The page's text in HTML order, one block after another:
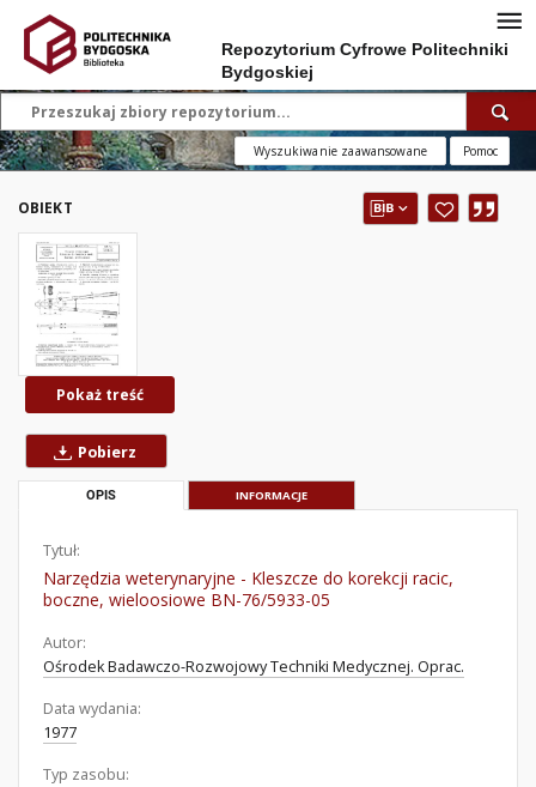
Repozytorium Cyfrowe Politechniki
Bydgoskiej
Wyszukiwanie zaawansowane Pomoc
OBIEKT
Pokaż treść
Pobierz
OPIS INFORMACJE
Tytuł:
Narzędzia weterynaryjne - Kleszcze do korekcji racic,
boczne, wieloosiowe BN-76/5933-05
Autor:
Ośrodek Badawczo-Rozwojowy Techniki Medycznej. Oprac.
Data wydania:
1977
Typ zasobu: